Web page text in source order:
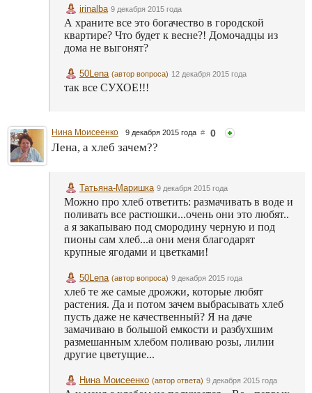
irinalba 9 декабря 2015 года
А храните все это богачество в городской
квартире? Что будет к весне?! Домочадцы из
дома не выгонят?
50Lena (автор вопроса) 12 декабря 2015 года
так все СУХОЕ!!!
Нина Моисеенко 9 декабря 2015 года # 0
Лена, а хлеб зачем??
Татьяна-Маришка 9 декабря 2015 года
Можно про хлеб ответить: размачивать в воде и
поливать все растюшки...очень они это любят..
а я закапываю под смородину черную и под
пионы сам хлеб...а они меня благодарят
крупные ягодами и цветками!
50Lena (автор вопроса) 9 декабря 2015 года
хлеб те же самые дрожжи, которые любят
растения. Да и потом зачем выбрасывать хлеб
пусть даже не качественный? Я на даче
замачиваю в большой емкости и разбухшим
размешанным хлебом поливаю розы, лилии
другие цветущие...
Нина Моисеенко (автор ответа) 9 декабря 2015 года